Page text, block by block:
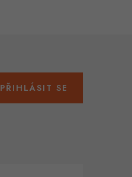
PŘIHLÁSIT SE